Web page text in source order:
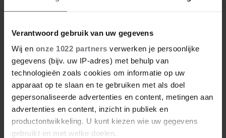
Verantwoord gebruik van uw gegevens
Wij en onze 1022 partners verwerken je persoonlijke
gegevens (bijv. uw IP-adres) met behulp van
technologieën zoals cookies om informatie op uw
apparaat op te slaan en te gebruiken met als doel
gepersonaliseerde advertenties en content, metingen aan
advertenties en content, inzicht in publiek en
productontwikkeling. U kunt kiezen wie uw gegevens
gebruikt en met welke doelen.
weer